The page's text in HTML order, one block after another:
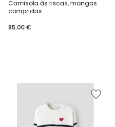
Camisola às riscas, mangas
compridas
85.00 €